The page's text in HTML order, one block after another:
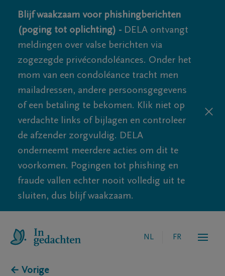
Blijf waakzaam voor phishingberichten
(poging tot oplichting) - DELA ontvangt
meldingen over valse berichten via
zogezegde privécondoléances. Onder het
mom van een condoléance tracht men
mailadressen, andere persoonsgegevens
of een betaling te bekomen. Klik niet op
verdachte links of bijlagen en controleer
de afzender zorgvuldig. DELA
onderneemt meerdere acties om dit te
voorkomen. Pogingen tot phishing en
fraude vallen echter nooit volledig uit te
sluiten, dus blijf waakzaam.
NL FR
← Vorige